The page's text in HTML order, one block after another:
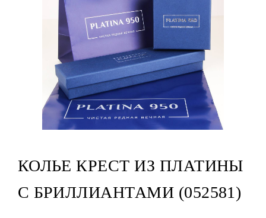
КОЛЬЕ КРЕСТ ИЗ ПЛАТИНЫ
С БРИЛЛИАНТАМИ (052581)